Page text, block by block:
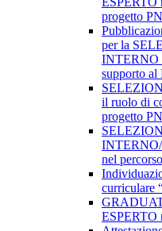
progetto
per la
INTERNO
supporto
il ruolo di
progetto
nel
curriculare
ESPERTO